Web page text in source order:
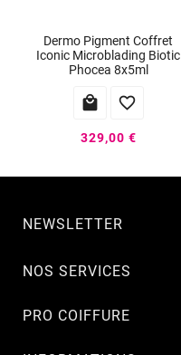
Dermo Pigment Coffret
Iconic Microblading Biotic
Phocea 8x5ml
 
329,00 €
NEWSLETTER
NOS SERVICES
PRO COIFFURE